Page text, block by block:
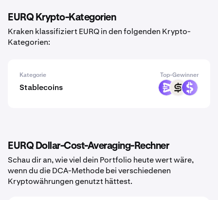
EURQ Krypto-Kategorien
Kraken klassifiziert EURQ in den folgenden Krypto-
Kategorien:
Kategorie Top-Gewinner
Stablecoins EURR CASH USDR
EURQ Dollar-Cost-Averaging-Rechner
Schau dir an, wie viel dein Portfolio heute wert wäre,
wenn du die DCA-Methode bei verschiedenen
Kryptowährungen genutzt hättest.